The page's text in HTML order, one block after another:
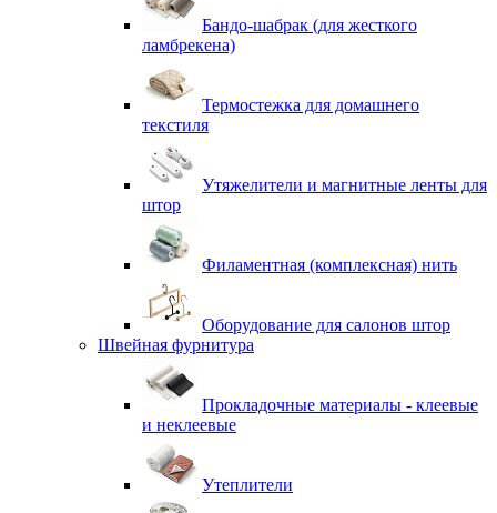
Бандо-шабрак (для жесткого
ламбрекена)
Термостежка для домашнего
текстиля
Утяжелители и магнитные ленты для
штор
Филаментная (комплексная) нить
Оборудование для салонов штор
Швейная фурнитура
Прокладочные материалы - клеевые
и неклеевые
Утеплители